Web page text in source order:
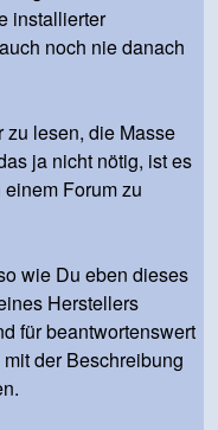
installierter
noch nie danach
lesen, die Masse
ja nicht nötig, ist es
Forum zu
wie Du eben dieses
Herstellers
für beantwortenswert
der Beschreibung